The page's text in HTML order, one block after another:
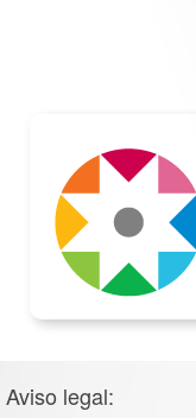
Aviso legal: